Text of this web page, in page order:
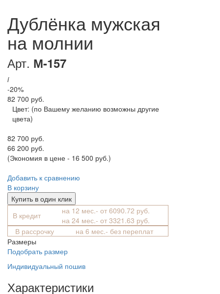
Дублёнка мужская
на молнии
Арт. М-157
i
-20%
82 700 руб.
Цвет: (по Вашему желанию возможны другие
цвета)
82 700 руб.
66 200 руб.
(Экономия в цене - 16 500 руб.)
Добавить к сравнению
В корзину
Купить в один клик
В кредит
на 12 мес.- от 6090.72 руб.
на 24 мес.- от 3321.63 руб.
В рассрочку
на 6 мес.- без переплат
Размеры
Подобрать размер
Индивидуальный пошив
Характеристики